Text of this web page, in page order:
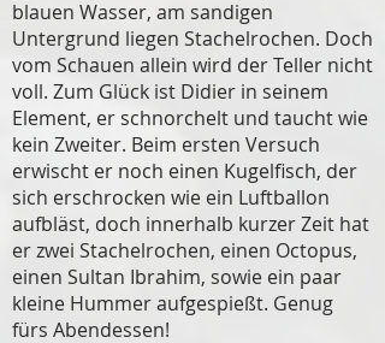
blauen Wasser, am sandigen
Untergrund liegen Stachelrochen. Doch
vom Schauen allein wird der Teller nicht
voll. Zum Glück ist Didier in seinem
Element, er schnorchelt und taucht wie
kein Zweiter. Beim ersten Versuch
erwischt er noch einen Kugelfisch, der
sich erschrocken wie ein Luftballon
aufbläst, doch innerhalb kurzer Zeit hat
er zwei Stachelrochen, einen Octopus,
einen Sultan Ibrahim, sowie ein paar
kleine Hummer aufgespießt. Genug
fürs Abendessen!